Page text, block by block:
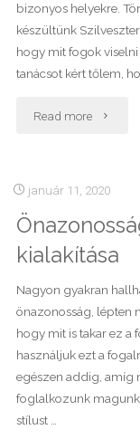
bizonyos helyekre.
készültünk
hogy mit fogok
tanácsot kért tőlem,
Read more "A
zöld
ruha
története"
január 11, 2020
kialakítása
Nagyon gyakran
önazonosság, lépten
hogy mit is takar ez a
használjuk ezt a
egészen addig, amíg
foglalkozunk
stílust …